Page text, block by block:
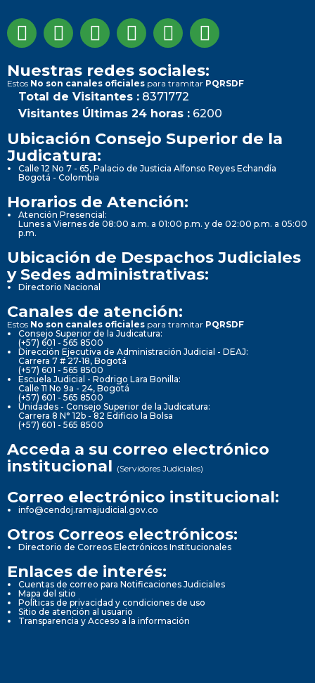
Nuestras redes sociales:
Estos No son canales oficiales para tramitar PQRSDF
Total de Visitantes : 8371772
Visitantes Últimas 24 horas : 6200
Ubicación Consejo Superior de la
Judicatura:
Calle 12 No 7 - 65, Palacio de Justicia Alfonso Reyes Echandía
Bogotá - Colombia
Horarios de Atención:
Atención Presencial:
Lunes a Viernes de 08:00 a.m. a 01:00 p.m. y de 02:00 p.m. a 05:00
p.m.
Ubicación de Despachos Judiciales
y Sedes administrativas:
Directorio Nacional
Canales de atención:
Estos No son canales oficiales para tramitar PQRSDF
Consejo Superior de la Judicatura:
(+57) 601 - 565 8500
Dirección Ejecutiva de Administración Judicial - DEAJ:
Carrera 7 # 27-18, Bogotá
(+57) 601 - 565 8500
Escuela Judicial - Rodrigo Lara Bonilla:
Calle 11 No 9a - 24, Bogotá
(+57) 601 - 565 8500
Unidades - Consejo Superior de la Judicatura:
Carrera 8 N° 12b - 82 Edificio la Bolsa
(+57) 601 - 565 8500
Acceda a su correo electrónico
institucional (Servidores Judiciales)
Correo electrónico institucional:
info@cendoj.ramajudicial.gov.co
Otros Correos electrónicos:
Directorio de Correos Electrónicos Institucionales
Enlaces de interés:
Cuentas de correo para Notificaciones Judiciales
Mapa del sitio
Políticas de privacidad y condiciones de uso
Sitio de atención al usuario
Transparencia y Acceso a la información